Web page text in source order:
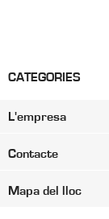
CATEGORIES
L'empresa
Contacte
Mapa del lloc